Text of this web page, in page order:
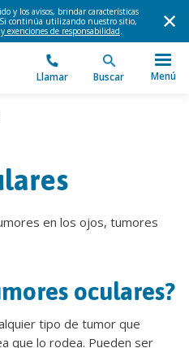
y los avisos, brindar características
continúa utilizando nuestro sitio,
y exenciones de responsabilidad.
Llamar Buscar Menú
en los ojos, tumores
oculares?
tipo de tumor que
que lo rodea. Pueden ser